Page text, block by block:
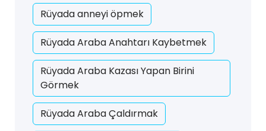
Rüyada anneyi öpmek
Rüyada Araba Anahtarı Kaybetmek
Rüyada Araba Kazası Yapan Birini
Görmek
Rüyada Araba Çaldırmak